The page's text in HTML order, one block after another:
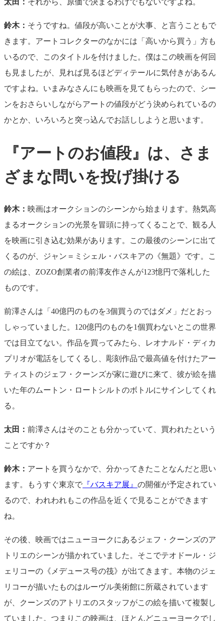
太田： それから、原価で決まるわけでもないですよね。
鈴木： そうですね。値段が高いことが大事、と言うこともで
きます。アートコレクターのなかには「高いから買う」方も
いるので、このタイトルを付けました。僕はこの映画を何回
も見ましたが、見れば見るほどディテールに気付きがあるん
ですよね。いまみなさんにも映画を見てもらったので、シー
ンをおさらいしながらアートの値段がどう決められているの
かとか、いろいろと突っ込んでお話ししようと思います。
『アートのお値段』は、さま
ざまな問いを投げ掛ける
鈴木： 映画はオークションのシーンから始まります。熱気高
まるオークションの光景を冒頭に持ってくることで、観る人
を映画に引き込む効果があります。この最後のシーンに出て
くるのが、ジャン＝ミシェル・バスキアの《無題》です。こ
の絵は、ZOZO創業者の前澤友作さんが123憶円で落札した
ものです。
前澤さんは「40億円のものを3個買うのではダメ」だとおっ
しゃっていました。120億円のものを1個買わないとこの世界
では目立てない。作品を買ってみたら、レオナルド・ディカ
プリオが電話をしてくるし、彫刻作品で最高値を付けたアー
ティストのジェフ・クーンズが家に遊びに来て、彼が絵を描
いた年のムートン・ロートシルトのボトルにサインしてくれ
る。
太田： 前澤さんはそのことも分かっていて、買われたという
ことですか？
鈴木： アートを買うなかで、分かってきたことなんだと思い
ます。もうすぐ東京で 『バスキア展』 の開催が予定されてい
るので、われわれもこの作品を近くで見ることができます
ね。
その後、映画ではニューヨークにあるジェフ・クーンズのア
トリエのシーンが描かれていました。そこでテオドール・ジ
ェリコーの《メデュース号の筏》が出てきます。本物のジェ
リコーが描いたものはルーヴル美術館に所蔵されています
が、クーンズのアトリエのスタッフがこの絵を描いて複製し
ていました。つまりこの映画は、ほとんどニューヨークでし